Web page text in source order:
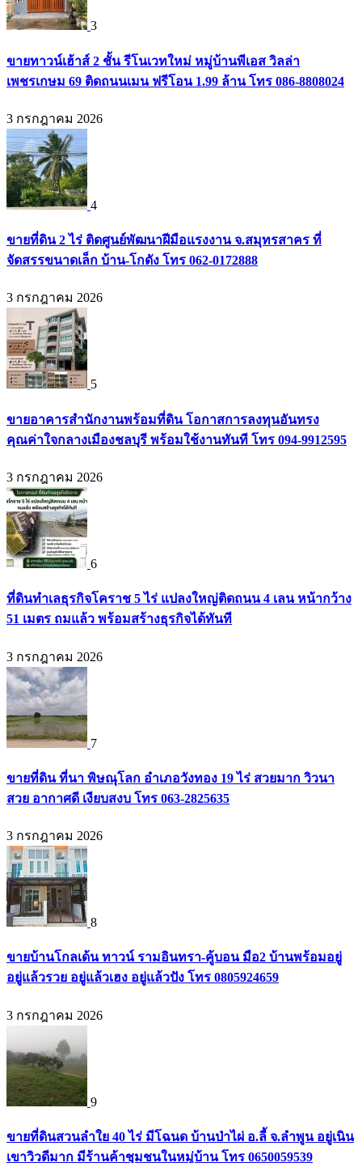
3
ขายทาวน์เฮ้าส์ 2 ชั้น รีโนเวทใหม่ หมู่บ้านพีเอส วิลล่า
เพชรเกษม 69 ติดถนนเมน ฟรีโอน 1.99 ล้าน โทร 086-8808024
3 กรกฎาคม 2026
4
ขายที่ดิน 2 ไร่ ติดศูนย์พัฒนาฝีมือแรงงาน จ.สมุทรสาคร ที่
จัดสรรขนาดเล็ก บ้าน-โกดัง โทร 062-0172888
3 กรกฎาคม 2026
5
ขายอาคารสำนักงานพร้อมที่ดิน โอกาสการลงทุนอันทรง
คุณค่าใจกลางเมืองชลบุรี พร้อมใช้งานทันที โทร 094-9912595
3 กรกฎาคม 2026
6
ที่ดินทำเลธุรกิจโคราช 5 ไร่ แปลงใหญ่ติดถนน 4 เลน หน้ากว้าง
51 เมตร ถมแล้ว พร้อมสร้างธุรกิจได้ทันที
3 กรกฎาคม 2026
7
ขายที่ดิน ที่นา พิษณุโลก อำเภอวังทอง 19 ไร่ สวยมาก วิวนา
สวย อากาศดี เงียบสงบ โทร 063-2825635
3 กรกฎาคม 2026
8
ขายบ้านโกลเด้น ทาวน์ รามอินทรา-คู้บอน มือ2 บ้านพร้อมอยู่
อยู่แล้วรวย อยู่แล้วเฮง อยู่แล้วปัง โทร 0805924659
3 กรกฎาคม 2026
9
ขายที่ดินสวนลำใย 40 ไร่ มีโฉนด บ้านป่าไผ่ อ.ลี้ จ.ลำพูน อยู่เนิน
เขาวิวดีมาก มีร้านค้าชุมชนในหมู่บ้าน โทร 0650059539